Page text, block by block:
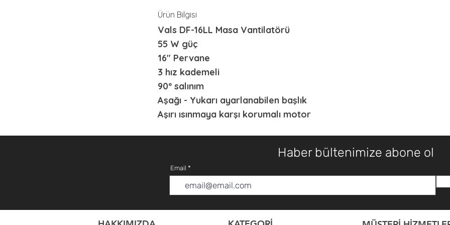
Ürün Bilgisi
Vals DF-16LL Masa Vantilatörü
55 W güç
16" Pervane
3 hız kademeli
90º salınım
Aşağı - Yukarı ayarlanabilen başlık
Aşırı ısınmaya karşı korumalı motor
Haber bültenimize abone ol
Email